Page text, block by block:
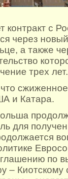
контракт с
через
а также
трех лет.
и Катара.
для
по
–